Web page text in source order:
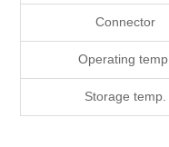
Connector
Operating temp.
Storage temp.